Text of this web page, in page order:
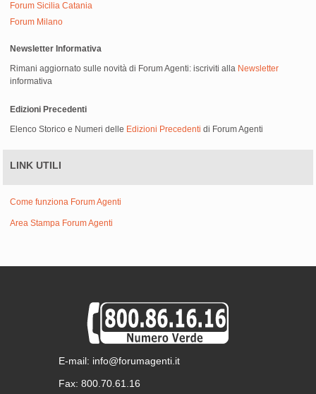
Forum Sicilia Catania
Forum Milano
Newsletter Informativa
Rimani aggiornato sulle novità di Forum Agenti: iscriviti alla Newsletter
informativa
Edizioni Precedenti
Elenco Storico e Numeri delle Edizioni Precedenti di Forum Agenti
LINK UTILI
Come funziona Forum Agenti
Area Stampa Forum Agenti
E-mail: info@forumagenti.it
Fax: 800.70.61.16